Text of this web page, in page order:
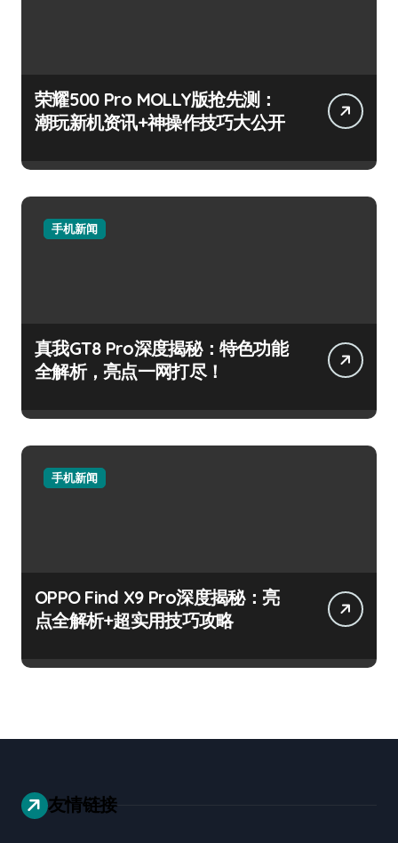
荣耀500 Pro MOLLY版抢先测：
潮玩新机资讯+神操作技巧大公开
手机新闻
真我GT8 Pro深度揭秘：特色功能
全解析，亮点一网打尽！
手机新闻
OPPO Find X9 Pro深度揭秘：亮
点全解析+超实用技巧攻略
友情链接